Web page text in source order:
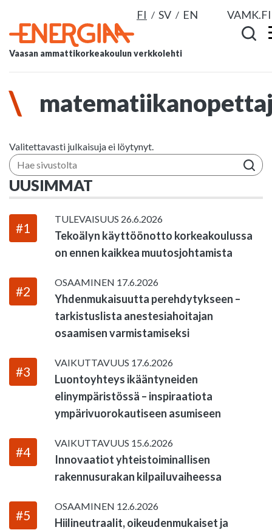
FI SV EN VAMK.FI
Vaasan ammattikorkeakoulun verkkolehti
Valitettavasti julkaisuja ei löytynyt.
Hae sivustolta
UUSIMMAT
#1
TULEVAISUUS 26.6.2026
Tekoälyn käyttöönotto korkeakoulussa
on ennen kaikkea muutosjohtamista
#2
OSAAMINEN 17.6.2026
Yhdenmukaisuutta perehdytykseen –
tarkistuslista anestesiahoitajan
osaamisen varmistamiseksi
#3
VAIKUTTAVUUS 17.6.2026
Luontoyhteys ikääntyneiden
elinympäristössä – inspiraatiota
ympärivuorokautiseen asumiseen
#4
VAIKUTTAVUUS 15.6.2026
Innovaatiot yhteistoiminallisen
rakennusurakan kilpailuvaiheessa
#5
OSAAMINEN 12.6.2026
Hiilineutraalit, oikeudenmukaiset ja